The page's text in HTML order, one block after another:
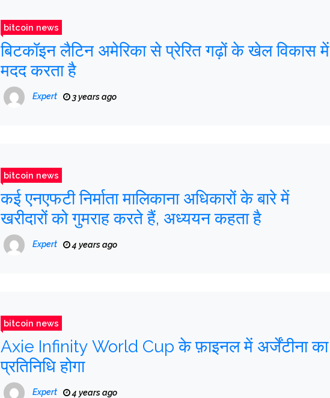
bitcoin news
बिटकॉइन लैटिन अमेरिका से प्रेरित गढ़ों के खेल विकास में
मदद करता है
Expert 3 years ago
bitcoin news
कई एनएफटी निर्माता मालिकाना अधिकारों के बारे में
खरीदारों को गुमराह करते हैं, अध्ययन कहता है
Expert 4 years ago
bitcoin news
Axie Infinity World Cup के फ़ाइनल में अर्जेंटीना का
प्रतिनिधि होगा
Expert 4 years ago